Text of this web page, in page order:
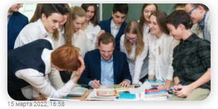
15 марта 2022, 16:58